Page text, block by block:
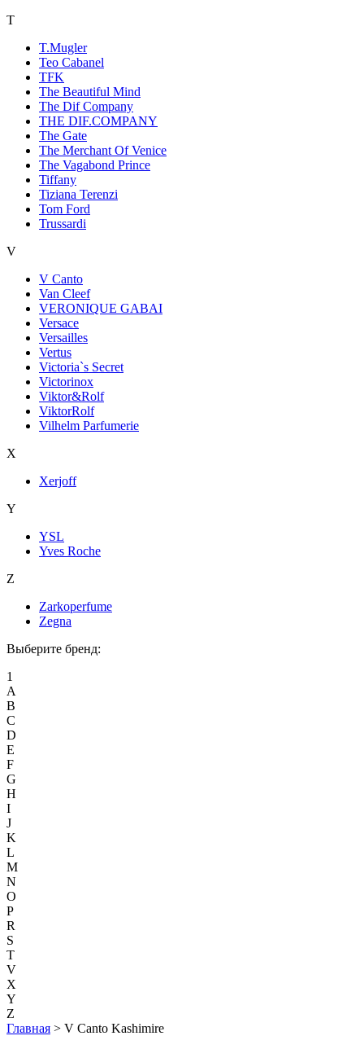
T
T.Mugler
Teo Cabanel
TFK
The Beautiful Mind
The Dif Company
THE DIF.COMPANY
The Gate
The Merchant Of Venice
The Vagabond Prince
Tiffany
Tiziana Terenzi
Tom Ford
Trussardi
V
V Canto
Van Cleef
VERONIQUE GABAI
Versace
Versailles
Vertus
Victoria`s Secret
Victorinox
Viktor&Rolf
ViktorRolf
Vilhelm Parfumerie
X
Xerjoff
Y
YSL
Yves Roche
Z
Zarkoperfume
Zegna
Выберите бренд:
1
A
B
C
D
E
F
G
H
I
J
K
L
M
N
O
P
R
S
T
V
X
Y
Z
Главная > V Canto Kashimire